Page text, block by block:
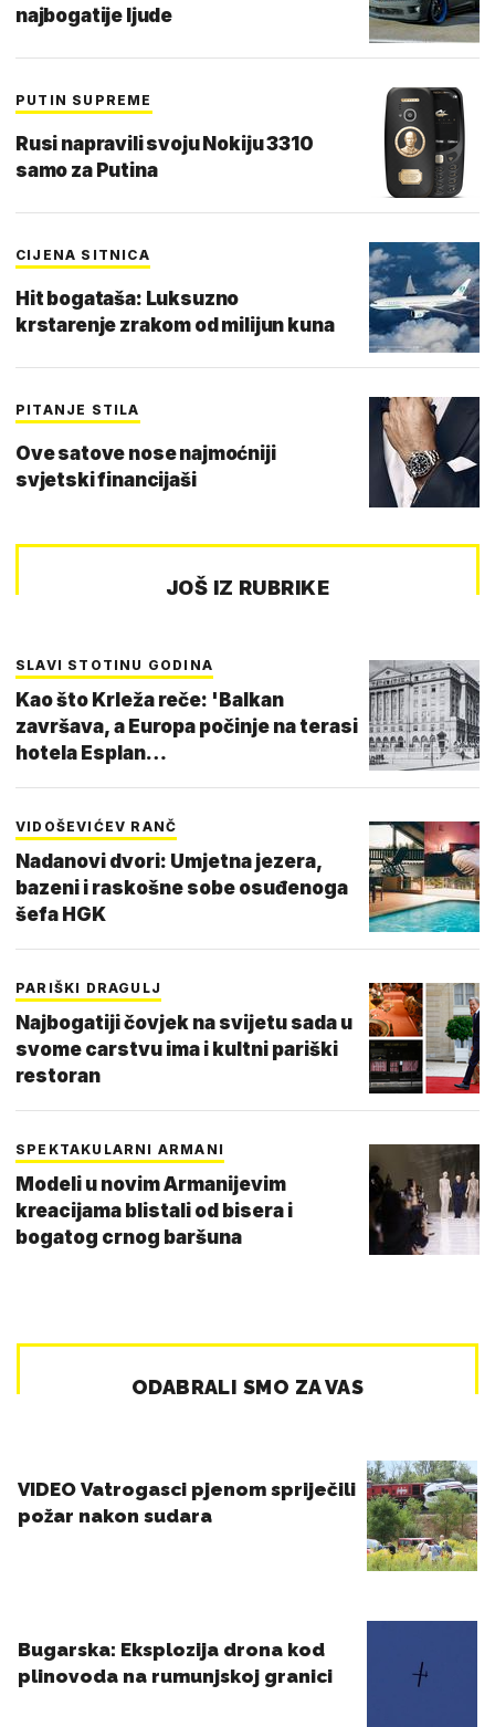
najbogatije ljude
PUTIN SUPREME
Rusi napravili svoju Nokiju 3310
samo za Putina
CIJENA SITNICA
Hit bogataša: Luksuzno
krstarenje zrakom od milijun kuna
PITANJE STILA
Ove satove nose najmoćniji
svjetski financijaši
JOŠ IZ RUBRIKE
SLAVI STOTINU GODINA
Kao što Krleža reče: 'Balkan
završava, a Europa počinje na terasi
hotela Esplan…
VIDOŠEVIĆEV RANČ
Nadanovi dvori: Umjetna jezera,
bazeni i raskošne sobe osuđenoga
šefa HGK
PARIŠKI DRAGULJ
Najbogatiji čovjek na svijetu sada u
svome carstvu ima i kultni pariški
restoran
SPEKTAKULARNI ARMANI
Modeli u novim Armanijevim
kreacijama blistali od bisera i
bogatog crnog baršuna